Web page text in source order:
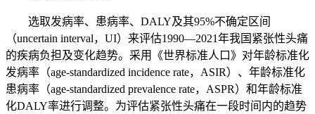
选取发病率、患病率、DALY及其95%不确定区间
（uncertain interval，UI）来评估1990—2021年我国紧张性头痛
的疾病负担及变化趋势。采用《世界标准人口》对年龄标准化
发病率（age-standardized incidence rate，ASIR）、年龄标准化
患病率（age-standardized prevalence rate，ASPR）和年龄标准
化DALY率进行调整。为评估紧张性头痛在一段时间内的趋势